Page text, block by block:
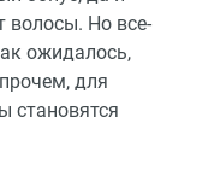
волосы. Но все-
ожидалось,
для
становятся